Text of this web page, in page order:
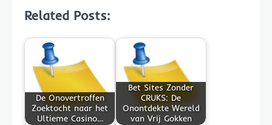
Related Posts:
De Onovertroffen
Zoektocht naar het
Ultieme Casino…
Bet Sites Zonder
CRUKS: De
Onontdekte Wereld
van Vrij Gokken